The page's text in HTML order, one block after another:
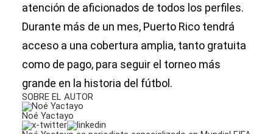
atención de aficionados de todos los perfiles.
Durante más de un mes, Puerto Rico tendrá
acceso a una cobertura amplia, tanto gratuita
como de pago, para seguir el torneo más
grande en la historia del fútbol.
SOBRE EL AUTOR
Noé Yactayo